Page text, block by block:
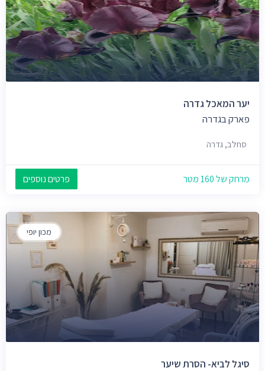
יער המאכל גדרה
פארק בגדרה
סחלב, גדרה
מרחק של 160 מטר פרטים נוספים
מכון יופי
סיגל לביא- הסרת שיער